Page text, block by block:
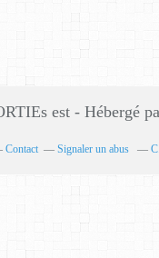
est - Hébergé
Contact Signaler un abus